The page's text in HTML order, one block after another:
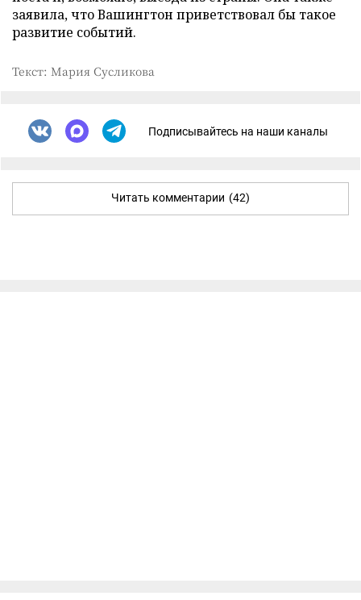
заявила, что Вашингтон приветствовал бы такое
развитие событий.
Текст: Мария Сусликова
Подписывайтесь на наши каналы
Читать комментарии (42)